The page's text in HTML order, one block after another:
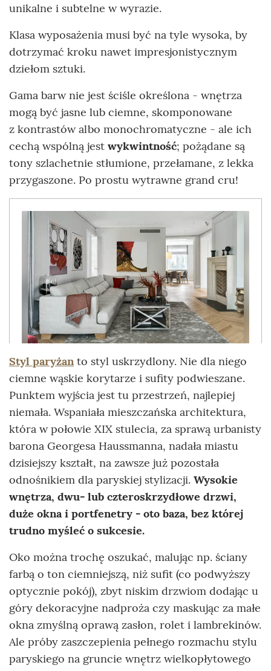
unikalne i subtelne w wyrazie.
Klasa wyposażenia musi być na tyle wysoka, by
dotrzymać kroku nawet impresjonistycznym
dziełom sztuki.
Gama barw nie jest ściśle określona - wnętrza
mogą być jasne lub ciemne, skomponowane
z kontrastów albo monochromatyczne - ale ich
cechą wspólną jest wykwintność; pożądane są
tony szlachetnie stłumione, przełamane, z lekka
przygaszone. Po prostu wytrawne grand cru!
Styl paryżan to styl uskrzydlony. Nie dla niego
ciemne wąskie korytarze i sufity podwieszane.
Punktem wyjścia jest tu przestrzeń, najlepiej
niemała. Wspaniała mieszczańska architektura,
która w połowie XIX stulecia, za sprawą urbanisty
barona Georgesa Haussmanna, nadała miastu
dzisiejszy kształt, na zawsze już pozostała
odnośnikiem dla paryskiej stylizacji. Wysokie
wnętrza, dwu- lub czteroskrzydłowe drzwi,
duże okna i portfenetry - oto baza, bez której
trudno myśleć o sukcesie.
Oko można trochę oszukać, malując np. ściany
farbą o ton ciemniejszą, niż sufit (co podwyższy
optycznie pokój), zbyt niskim drzwiom dodając u
góry dekoracyjne nadproża czy maskując za małe
okna zmyślną oprawą zasłon, rolet i lambrekinów.
Ale próby zaszczepienia pełnego rozmachu stylu
paryskiego na gruncie wnętrz wielkopłytowego